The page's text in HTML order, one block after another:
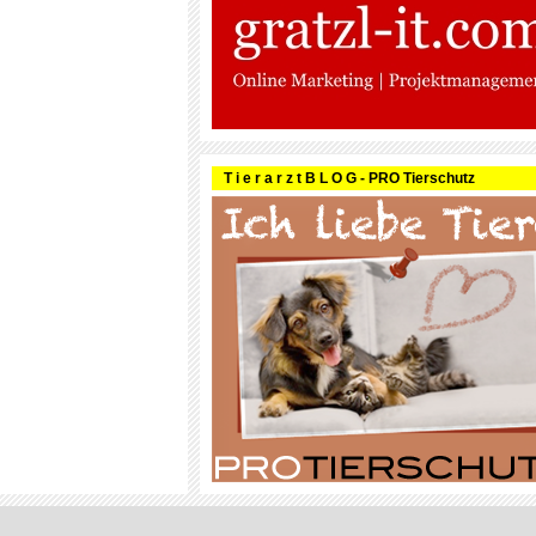
T i e r a r z t B L O G - PRO Tierschutz